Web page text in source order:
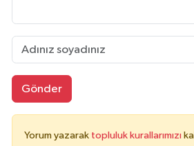
Gönder
Yorum yazarak topluluk kurallarımızı